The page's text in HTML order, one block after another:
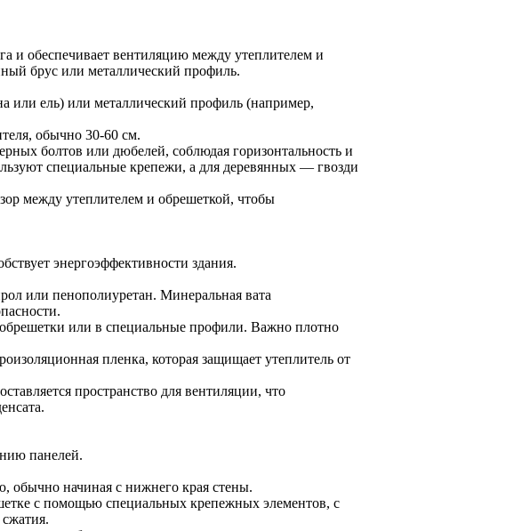
и обеспечивает вентиляцию между утеплителем и
брус или металлический профиль.
или ель) или металлический профиль (например,
обычно 30-60 см.
болтов или дюбелей, соблюдая горизонтальность и
специальные крепежи, а для деревянных — гвозди
между утеплителем и обрешеткой, чтобы
энергоэффективности здания.
или пенополиуретан. Минеральная вата
или в специальные профили. Важно плотно
пленка, которая защищает утеплитель от
пространство для вентиляции, что
панелей.
обычно начиная с нижнего края стены.
с помощью специальных крепежных элементов, с